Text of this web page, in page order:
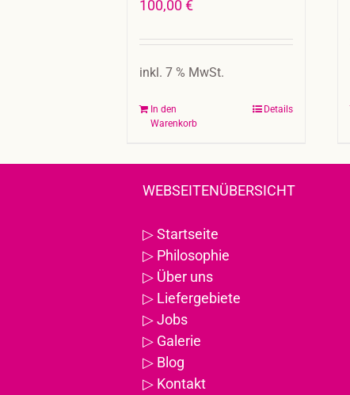
100,00€
inkl. 7 % MwSt.
In den
Warenkorb
Details
WEBSEITENÜBERSICHT
▷Startseite
▷ Philosophie
▷ Über uns
▷ Liefergebiete
▷Jobs
▷ Galerie
▷ Blog
▷ Kontakt